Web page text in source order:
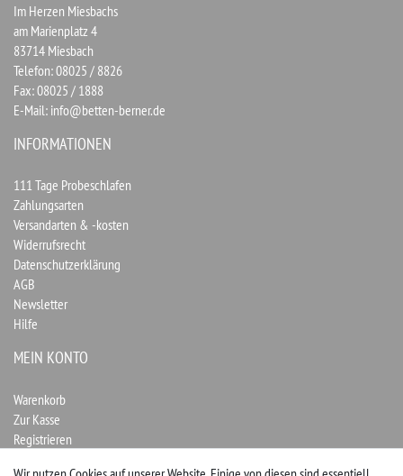
Im Herzen Miesbachs
am Marienplatz 4
83714 Miesbach
Telefon: 08025 / 8826
Fax: 08025 / 1888
E-Mail: info@betten-berner.de
INFORMATIONEN
111 Tage Probeschlafen
Zahlungsarten
Versandarten & -kosten
Widerrufsrecht
Datenschutzerklärung
AGB
Newsletter
Hilfe
MEIN KONTO
Warenkorb
Zur Kasse
Registrieren